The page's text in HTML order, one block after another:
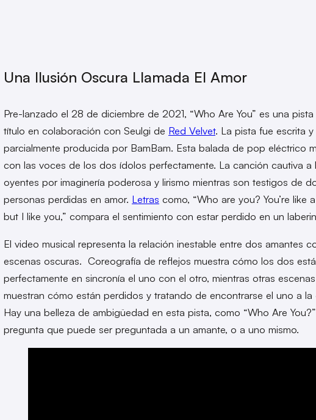
Una Ilusión Oscura Llamada El Amor
Pre-lanzado el 28 de diciembre de 2021, “Who Are You” es una
título en colaboración con Seulgi de Red Velvet. La pista fue escrita y
parcialmente producida por BamBam. Esta balada de pop eléctrico
con las voces de los dos ídolos perfectamente. La canción cautiva a
oyentes por imaginería poderosa y lirismo mientras son testigos de
personas perdidas en amor. Letras como, “Who are you? You’re like
but I like you,” compara el sentimiento con estar perdido en un
El video musical representa la relación inestable entre dos amantes
escenas oscuras. Coreografía de reflejos muestra cómo los dos
perfectamente en sincronía el uno con el otro, mientras otras escenas
muestran cómo están perdidos y tratando de encontrarse el uno a la
Hay una belleza de ambigüedad en esta pista, como “Who Are
pregunta que puede ser preguntada a un amante, o a uno mismo.